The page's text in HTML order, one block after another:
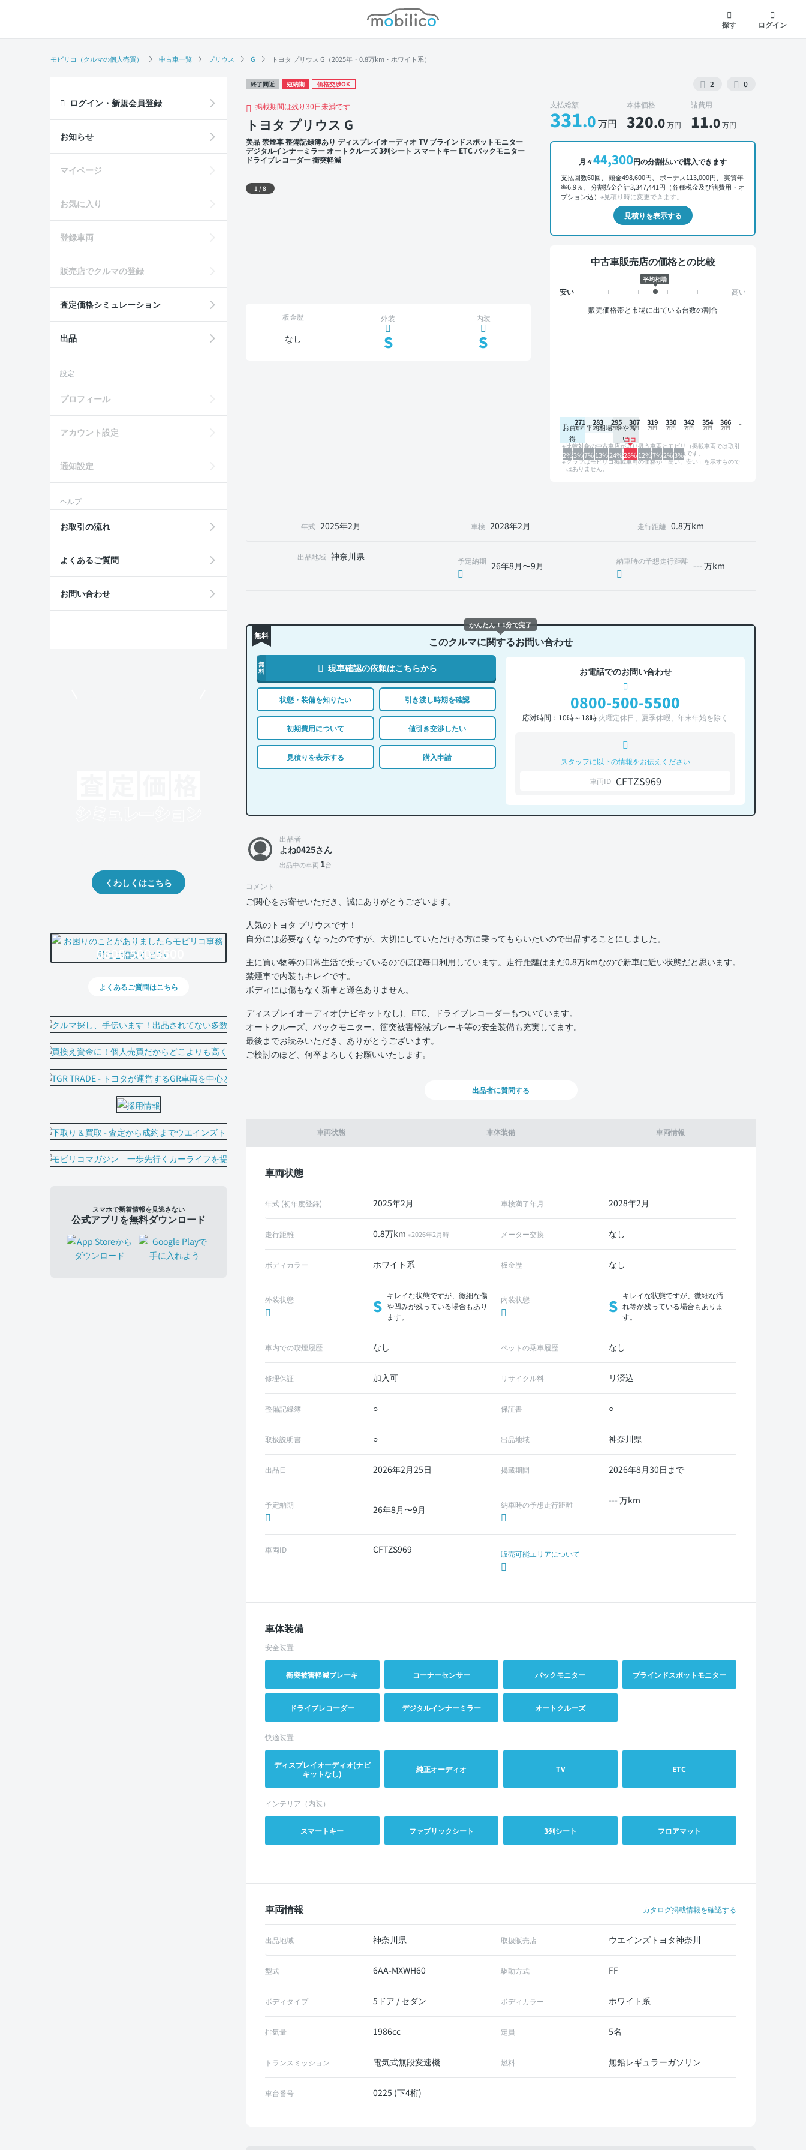
モビリコ
探す
ログイン
モビリコ（クルマの個人売買） 中古車一覧 プリウス G トヨタ プリウス G（2025年・0.8万km・ホワイト系）
終了間近 短納期 価格交渉OK 2 0
掲載期間は残り30日未満です
トヨタ プリウス G
美品 禁煙車 整備記録簿あり ディスプレイオーディオ TV ブラインドスポットモニター
デジタルインナーミラー オートクルーズ 3列シート スマートキー ETC バックモニター
ドライブレコーダー 衝突軽減
外装 左前
1 /8
支払総額
331.0万円
本体価格
320.0万円
諸費用
11.0万円
月々44,300円の分割払いで購入できます
支払回数60回、 頭金498,600円、 ボーナス113,000円、 実質年
率6.9％、 分割払金合計3,347,441円（各種税金及び諸費用・オ
プション込） ※見積り時に変更できます。
見積りを表示する
中古車販売店の価格との比較
平均相場
販売価格帯と市場に出ている台数の割合
お買い
得
平均相場 やや高
い
2%3%7%13%24%28%12%7%2%3%
271 283 295 307 319 330 342 354 366
比較対象の中古車店が取り扱う車両とモビリコ掲載車両では取引
形態や条件が異なるため、グラフは参考情報です。
グラフはモビリコ掲載車両の価格が「高い、安い」を示すもので
はありません。
板金歴
なし
外装
S
内装
S
年式 2025年2月 車検 2028年2月 走行距離 0.8万km
出品地域 神奈川県 予定納期 26年8月〜9月 納車時の予想走行距離 --- 万km
無料 このクルマに関するお問い合わせ
無
料
現車確認の依頼はこちらから
状態・装備を知りたい 引き渡し時期を確認
初期費用について 値引き交渉したい
見積りを表示する 購入申請
お電話でのお問い合わせ
0800-500-5500
応対時間：10時～18時 火曜定休日、夏季休暇、年末年始を除く
スタッフに以下の情報をお伝えください
車両ID CFTZS969
車両状態 車体装備 車両情報
車両状態
年式 (初年度登録) 2025年2月 車検満了年月 2028年2月
走行距離 0.8万km ※2026年2月時 メーター交換 なし
ボディカラー ホワイト系 板金歴 なし
外装状態 S
キレイな状態ですが、微細な傷
や凹みが残っている場合もあり
ます。
内装状態 S
キレイな状態ですが、微細な汚
れ等が残っている場合もありま
す。
車内での喫煙履歴 なし ペットの乗車履歴 なし
修理保証 加入可 リサイクル料 リ済込
整備記録簿 ○ 保証書 ○
取扱説明書 ○ 出品地域 神奈川県
出品日 2026年2月25日 掲載期間 2026年8月30日まで
予定納期 26年8月〜9月 納車時の予想走行距離 --- 万km
車両ID CFTZS969 販売可能エリアについて
車体装備
安全装置
衝突被害軽減ブレーキ コーナーセンサー バックモニター ブラインドスポットモニター
ドライブレコーダー デジタルインナーミラー オートクルーズ
快適装置
ディスプレイオーディオ(ナビ
キットなし)
純正オーディオ TV ETC
インテリア（内装）
スマートキー ファブリックシート 3列シート フロアマット
車両情報 カタログ掲載情報を確認する
出品地域 神奈川県 取扱販売店 ウエインズトヨタ神奈川
型式 6AA-MXWH60 駆動方式 FF
ボディタイプ 5ドア / セダン ボディカラー ホワイト系
排気量 1986cc 定員 5名
トランスミッション 電気式無段変速機 燃料 無鉛レギュラーガソリン
車台番号 0225 (下4桁)
出品者
よね0425さん
出品中の車両 1台
コメント
ご関心をお寄せいただき、誠にありがとうございます。
人気のトヨタ プリウスです！
自分には必要なくなったのですが、大切にしていただける方に乗ってもらいたいので出品することにしました。
主に買い物等の日常生活で乗っているのでほぼ毎日利用しています。走行距離はまだ0.8万kmなので新車に近い状態だと思います。
禁煙車で内装もキレイです。
ボディには傷もなく新車と遜色ありません。
ディスプレイオーディオ(ナビキットなし)、ETC、ドライブレコーダーもついています。
オートクルーズ、バックモニター、衝突被害軽減ブレーキ等の安全装備も充実してます。
最後までお読みいただき、ありがとうございます。
ご検討のほど、何卒よろしくお願いいたします。
出品者に質問する
ログイン・新規会員登録
お知らせ
マイページ
お気に入り
登録車両
販売店でクルマの登録
査定価格シミュレーション
出品
設定
プロフィール
アカウント設定
通知設定
ヘルプ
お取引の流れ
よくあるご質問
お問い合わせ
くわしくはこちら
0800-500-5500
よくあるご質問はこちら
スマホで新着情報を見逃さない
公式アプリを無料ダウンロード
かんたん！1分で完了